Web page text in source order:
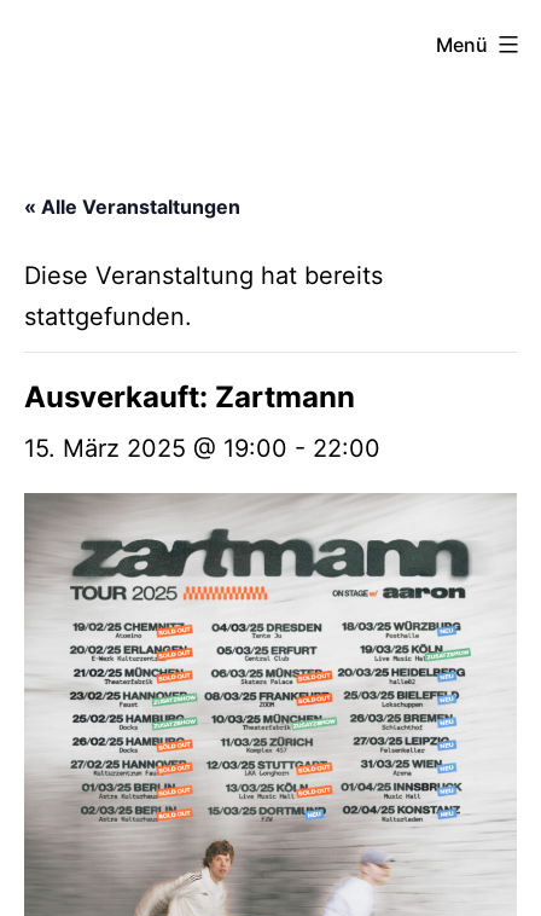
Menü
« Alle Veranstaltungen
Diese Veranstaltung hat bereits
stattgefunden.
Ausverkauft: Zartmann
15. März 2025 @ 19:00 - 22:00